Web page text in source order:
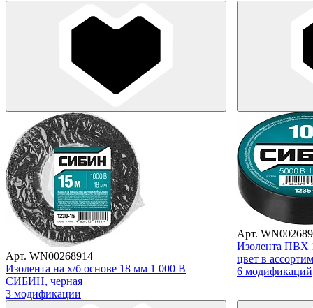
Арт. WN00268914
Изолента на х/б основе 18 мм 1 000 В
СИБИН, черная
3 модификации
Арт.
Изолента ПВХ
цвет в
6 модификаций